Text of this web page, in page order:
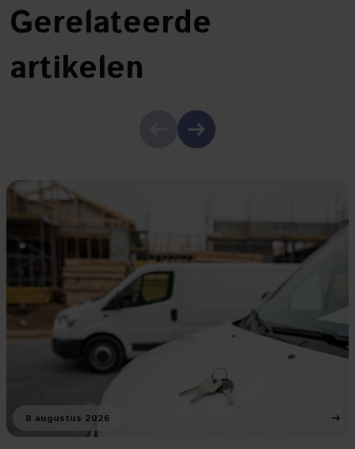
Gerelateerde
artikelen
8 augustus 2026